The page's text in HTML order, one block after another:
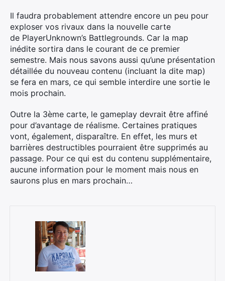
Il faudra probablement attendre encore un peu pour
exploser vos rivaux dans la nouvelle carte
de PlayerUnknown’s Battlegrounds. Car la map
inédite sortira dans le courant de ce premier
semestre. Mais nous savons aussi qu’une présentation
détaillée du nouveau contenu (incluant la dite map)
se fera en mars, ce qui semble interdire une sortie le
mois prochain.
Outre la 3ème carte, le gameplay devrait être affiné
pour d’avantage de réalisme. Certaines pratiques
vont, également, disparaître. En effet, les murs et
barrières destructibles pourraient être supprimés au
passage. Pour ce qui est du contenu supplémentaire,
aucune information pour le moment mais nous en
saurons plus en mars prochain…